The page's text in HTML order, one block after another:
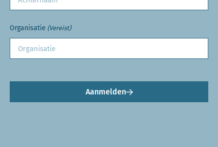
Organisatie (Vereist)
Aanmelden